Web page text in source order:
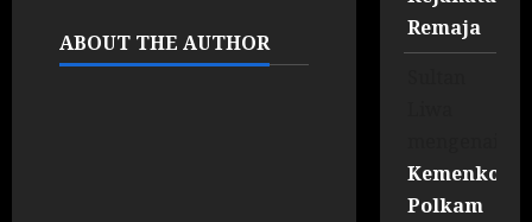
ABOUT THE AUTHOR
Remaja
Kemenko
Polkam